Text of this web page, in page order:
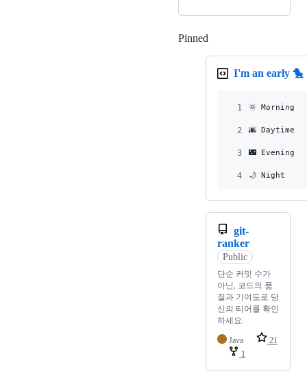
Pinned
I'm an early 🐤
1 🌞 Morning
2 🌆 Daytime
3 🌃 Evening
4 🌙 Night
git-
ranker
Public
단순 커밋 수가
아닌, 코드의 품
질과 기여도로 당
신의 티어를 확인
하세요.
Java
21
1